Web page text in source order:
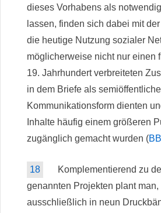
dieses Vorhabens als
lassen, finden sich dabei mit
die heutige Nutzung sozialer
möglicherweise nicht nur einen
19. Jahrhundert verbreiteten
in dem Briefe als semiöffentliche
Kommunikationsform dienten
Inhalte häufig einem größeren
zugänglich gemacht wurden (
18
Komplementierend zu
genannten Projekten plant
ausschließlich in neun